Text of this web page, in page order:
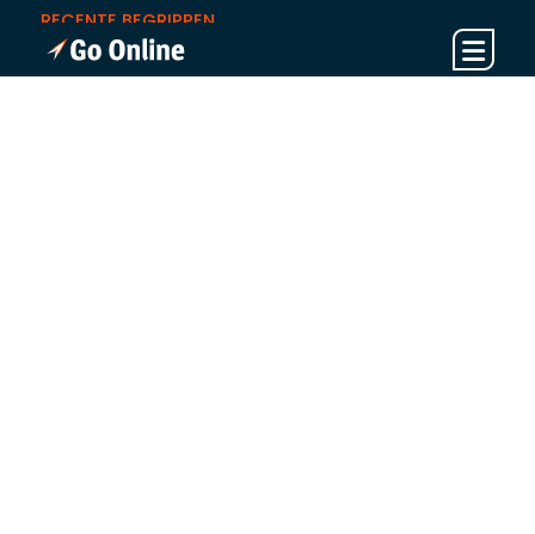
RECENTE BEGRIPPEN
Trust flow: zo beoordeel en
verbeter je de